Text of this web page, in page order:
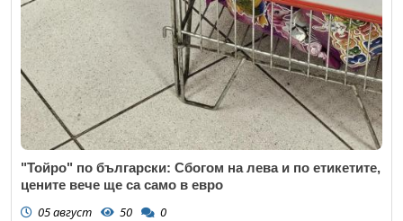
"Тойро" по български: Сбогом на лева и по етикетите,
цените вече ще са само в евро
05 август 50 0